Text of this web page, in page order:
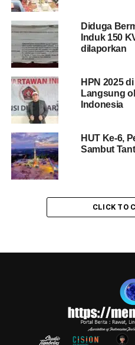
Diduga
Induk 150
dilaporkan
HPN 2025
Langsung
Indonesia
HUT Ke-6,
Sambut
CLICK TO